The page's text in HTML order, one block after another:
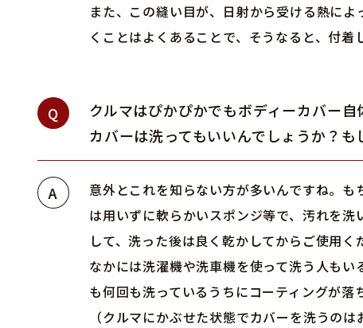
また、この縫い目が、日射から受ける熱に
くことはよくあることで、そうなると、付
Q クルマはぴかぴかでもボディーカバー自
カバーは洗ってもいいんでしょうか？
A 意外とこれを知らない方が多いんですね。
は用いずに軟らかいスポンジ等で、汚れを
して、洗った後は良く乾かしてからご使用く
なかには洗濯機や洗車機を使って洗う人も
も何回も洗っているうちにコーティングが落
（クルマにかぶせた状態でカバーを洗うの